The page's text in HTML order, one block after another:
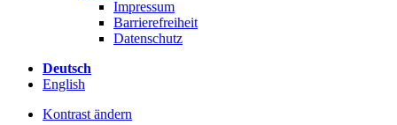
Impressum
Barrierefreiheit
Datenschutz
Deutsch
English
Kontrast ändern